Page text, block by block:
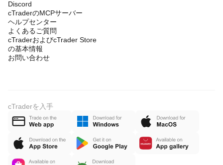
Discord
cTraderのMCPサーバー
ヘルプセンター
よくあるご質問
cTraderおよびcTrader Store
の基本情報
お問い合わせ
cTraderを入手